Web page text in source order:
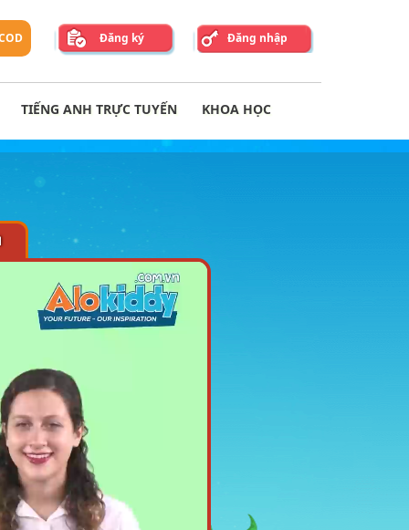
Đăng nhập
Đăng ký
TIẾNG ANH TRỰC TUYẾN KHOA HỌC